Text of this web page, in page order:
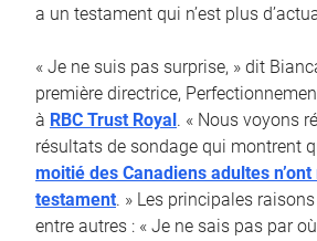
a un testament qui n’est plus
« Je ne suis pas surprise, » dit
première directrice,
à RBC Trust Royal . « Nous voyons
résultats de sondage qui montrent
moitié des Canadiens adultes
testament. » Les principales
entre autres : « Je ne sais pas par